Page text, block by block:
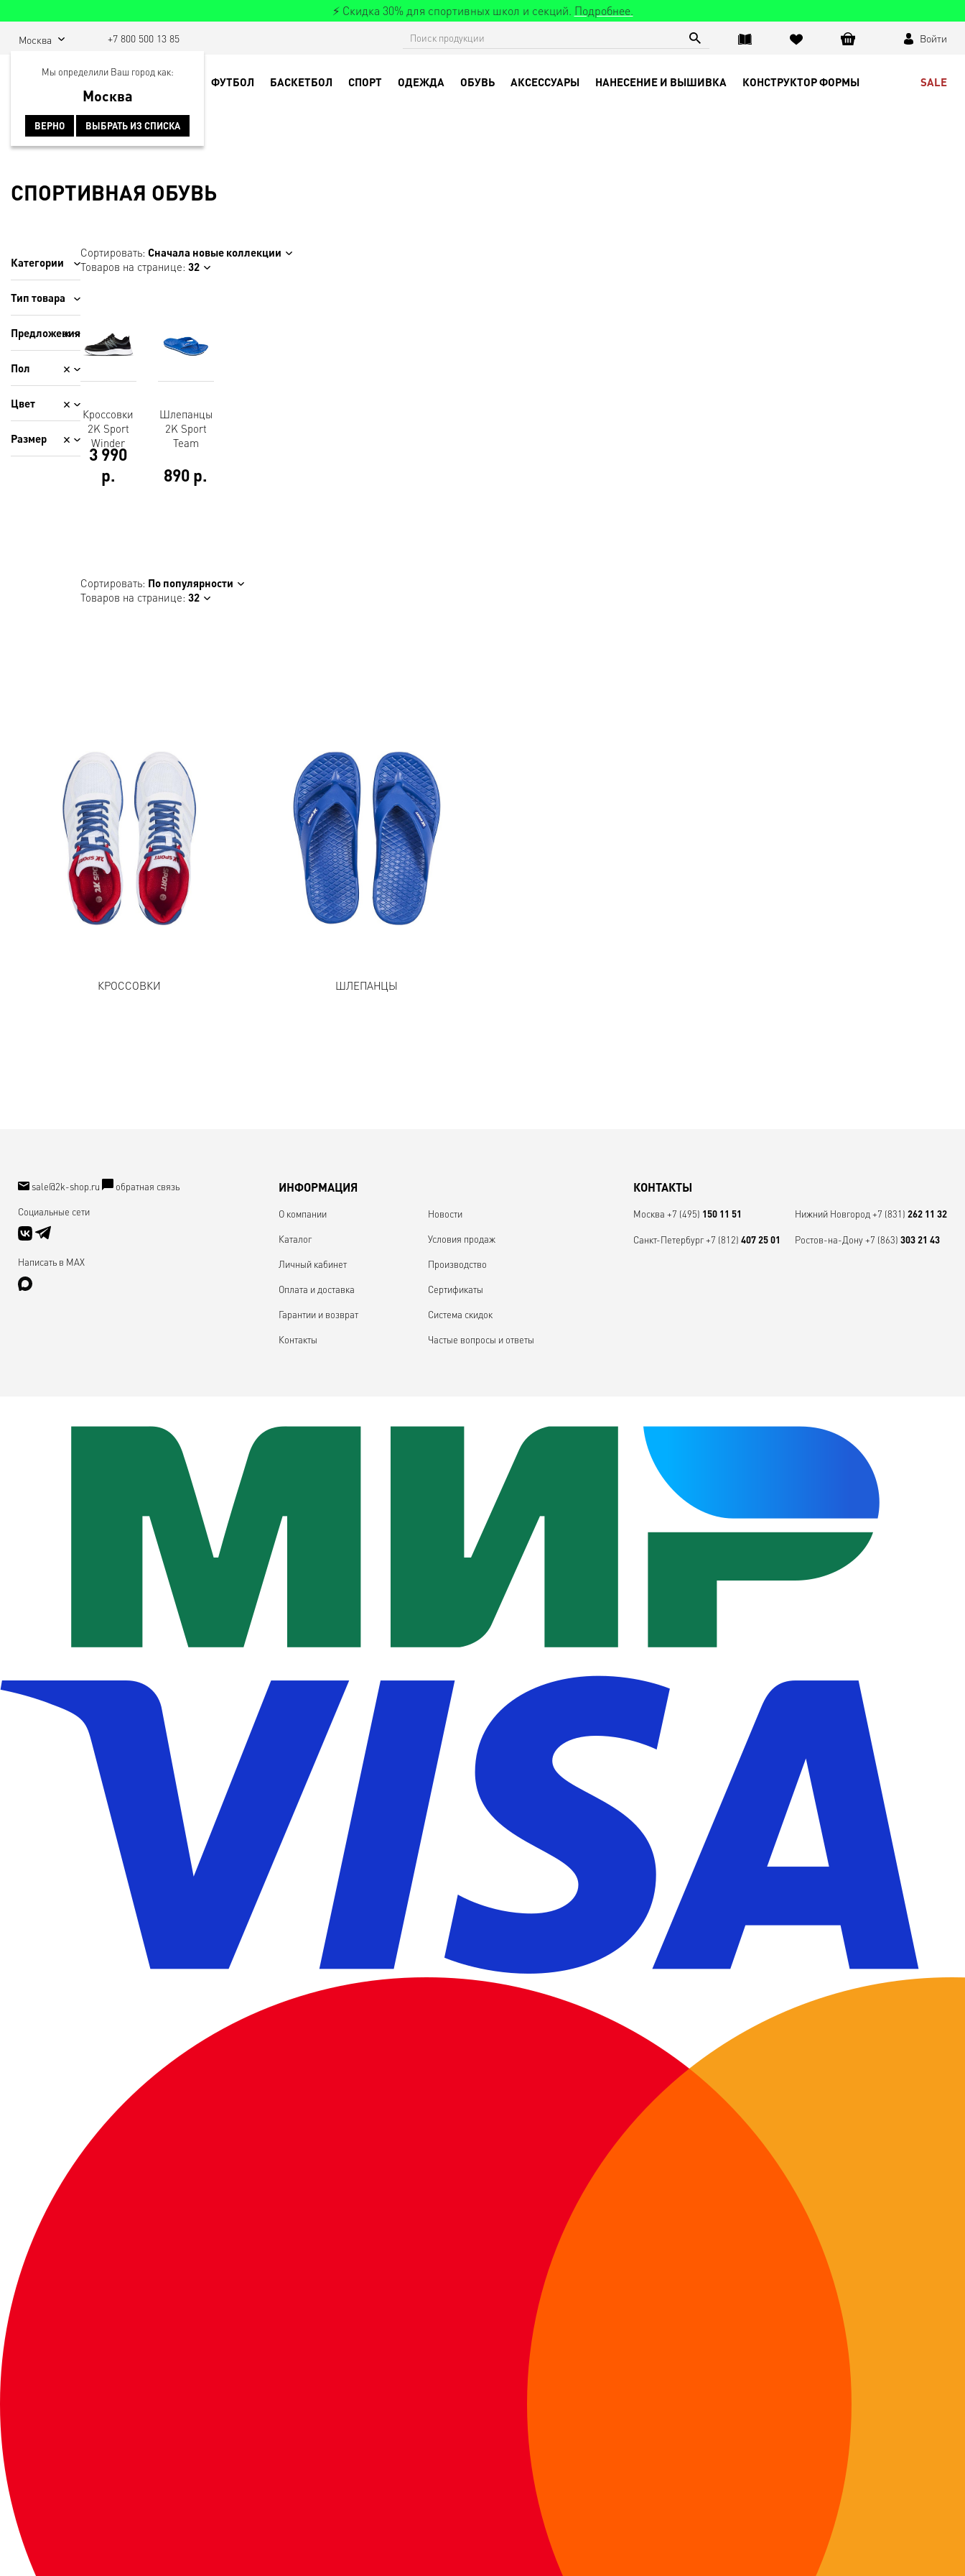
⚡ Скидка 30% для спортивных школ и секций. Подробнее.
Москва
Мы определили Ваш город как:
Москва
ВЕРНО ВЫБРАТЬ ИЗ СПИСКА
+7 800 500 13 85 Войти
ФУТБОЛ БАСКЕТБОЛ СПОРТ ОДЕЖДА ОБУВЬ АКСЕССУАРЫ НАНЕСЕНИЕ И ВЫШИВКА КОНСТРУКТОР ФОРМЫ SALE
Главная Обувь Спортивная обувь
СПОРТИВНАЯ ОБУВЬ
Категории
Тип товара
Предложения
Пол
Цвет
Размер
Сортировать: Сначала новые коллекции
Товаров на странице: 32
Кроссовки
2K Sport
Winder
3 990
р.
Шлепанцы
2K Sport
Team
890 р.
Сортировать: По популярности
Товаров на странице: 32
КРОССОВКИ ШЛЕПАНЦЫ
sale@2k-shop.ru обратная связь
Социальные сети
Написать в MAX
ИНФОРМАЦИЯ
О компании
Каталог
Личный кабинет
Оплата и доставка
Гарантии и возврат
Контакты
Новости
Условия продаж
Производство
Сертификаты
Система скидок
Частые вопросы и ответы
КОНТАКТЫ
Москва +7 (495) 150 11 51
Санкт-Петербург+7 (812) 407 25 01
Нижний Новгород +7 (831) 262 11 32
Ростов-на-Дону+7 (863) 303 21 43